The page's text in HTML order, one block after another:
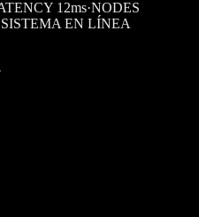
12ms·NODES
EN LÍNEA